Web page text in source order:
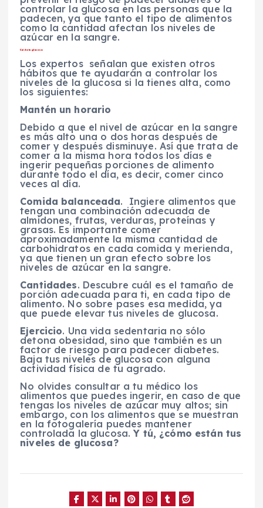
controlar la glucosa en las personas que la
padecen, ya que tanto el tipo de alimentos
como la cantidad afectan los niveles de
azúcar en la sangre.
Cuida tu glucosa
Los expertos señalan que existen otros
hábitos que te ayudarán a controlar los
niveles de la glucosa si la tienes alta, como
los siguientes:
Mantén un horario
Debido a que el nivel de azúcar en la sangre
es más alto una o dos horas después de
comer y después disminuye. Así que trata de
comer a la misma hora todos los días e
ingerir pequeñas porciones de alimento
durante todo el día, es decir, comer cinco
veces al día.
Comida balanceada. Ingiere alimentos que
tengan una combinación adecuada de
almidones, frutas, verduras, proteínas y
grasas. Es importante comer
aproximadamente la misma cantidad de
carbohidratos en cada comida y merienda,
ya que tienen un gran efecto sobre los
niveles de azúcar en la sangre.
Cantidades. Descubre cuál es el tamaño de
porción adecuada para ti, en cada tipo de
alimento. No sobre pases esa medida, ya
que puede elevar tus niveles de glucosa.
Ejercicio. Una vida sedentaria no sólo
detona obesidad, sino que también es un
factor de riesgo para padecer diabetes.
Baja tus niveles de glucosa con alguna
actividad física de tu agrado.
No olvides consultar a tu médico los
alimentos que puedes ingerir, en caso de que
tengas los niveles de azúcar muy altos; sin
embargo, con los alimentos que se muestran
en la fotogalería puedes mantener
controlada la glucosa.Y tú, ¿cómo están tus
niveles de glucosa?